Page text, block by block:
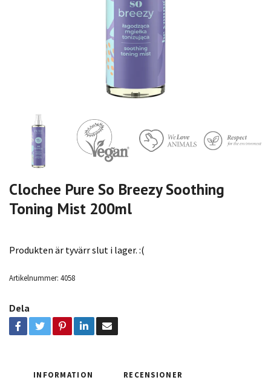
Clochee Pure So Breezy Soothing
Toning Mist 200ml
Produkten är tyvärr slut i lager. :(
Artikelnummer: 4058
Dela
INFORMATION RECENSIONER